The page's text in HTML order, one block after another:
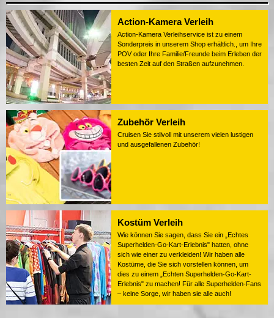
Action-Kamera Verleih
Action-Kamera Verleihservice ist zu einem
Sonderpreis in unserem Shop erhältlich., um Ihre
POV oder Ihre Familie/Freunde beim Erleben der
besten Zeit auf den Straßen aufzunehmen.
Zubehör Verleih
Cruisen Sie stilvoll mit unserem vielen lustigen
und ausgefallenen Zubehör!
Kostüm Verleih
Wie können Sie sagen, dass Sie ein „Echtes
Superhelden-Go-Kart-Erlebnis" hatten, ohne
sich wie einer zu verkleiden! Wir haben alle
Kostüme, die Sie sich vorstellen können, um
dies zu einem „Echten Superhelden-Go-Kart-
Erlebnis" zu machen! Für alle Superhelden-Fans
– keine Sorge, wir haben sie alle auch!